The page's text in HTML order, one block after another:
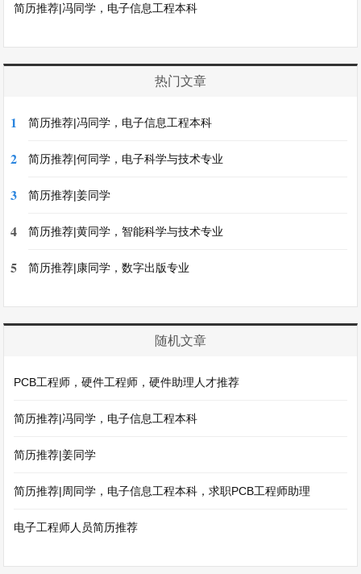
简历推荐|冯同学，电子信息工程本科
热门文章
1 简历推荐|冯同学，电子信息工程本科
2 简历推荐|何同学，电子科学与技术专业
3 简历推荐|姜同学
4 简历推荐|黄同学，智能科学与技术专业
5 简历推荐|康同学，数字出版专业
随机文章
PCB工程师，硬件工程师，硬件助理人才推荐
简历推荐|冯同学，电子信息工程本科
简历推荐|姜同学
简历推荐|周同学，电子信息工程本科，求职PCB工程师助理
电子工程师人员简历推荐